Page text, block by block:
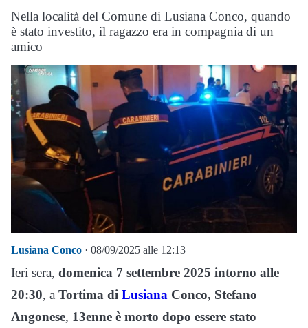
Nella località del Comune di Lusiana Conco, quando
è stato investito, il ragazzo era in compagnia di un
amico
Lusiana Conco · 08/09/2025 alle 12:13
Ieri sera, domenica 7 settembre 2025 intorno alle
20:30, a Tortima di Lusiana Conco, Stefano
Angonese, 13enne è morto dopo essere stato